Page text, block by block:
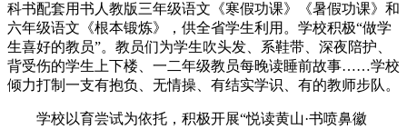
科书配套用书人教版三年级语文《寒假功课》《暑假功课》和
六年级语文《根本锻炼》，供全省学生利用。学校积极“做学
生喜好的教员”。教员们为学生吹头发、系鞋带、深夜陪护、
背受伤的学生上下楼、一二年级教员每晚读睡前故事……学校
倾力打制一支有抱负、无情操、有结实学识、有的教师步队。
学校以育尝试为依托，积极开展“悦读黄山·书喷鼻徽